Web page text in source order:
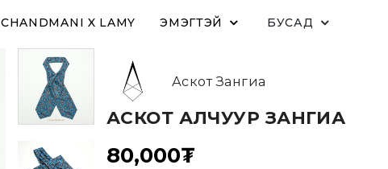
CHANDMANI X LAMY ЭМЭГТЭЙ БУСАД
Аскот Зангиа
АСКОТ АЛЧУУР ЗАНГИА
80,000₮